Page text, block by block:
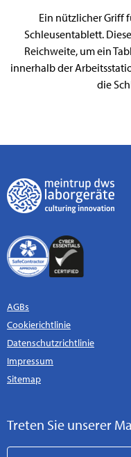
Ein nützlicher Griff
Schleusentablett.
Reichweite, um ein
innerhalb der
die
AGBs
Cookierichtlinie
Datenschutzrichtlinie
Impressum
Sitemap
Treten Sie unserer